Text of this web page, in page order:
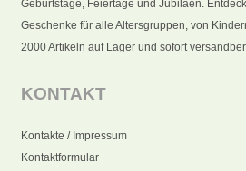
Geburtstage, Feiertage und Jubiläen.
Geschenke für alle Altersgruppen, von
2000 Artikeln auf Lager und sofort
KONTAKT
Kontakte / Impressum
Kontaktformular